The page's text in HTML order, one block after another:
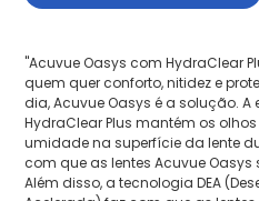
"Acuvue Oasys com HydraClear
quem quer conforto, nitidez e
dia, Acuvue Oasys é a solução.
HydraClear Plus mantém os
umidade na superfície da lente
com que as lentes Acuvue
Além disso, a tecnologia DEA